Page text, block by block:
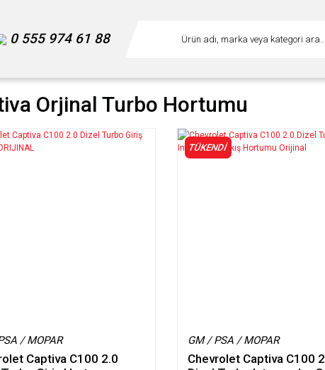
0 555 974 61 88
Orjinal Turbo Hortumu
/ MOPAR
Captiva C100 2.0
TÜKENDİ
GM / PSA / MOPAR
Chevrolet Captiva C100